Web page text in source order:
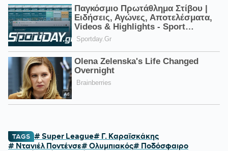
TAGS # Super League# Γ. Καραϊσκάκης
# Ντανιέλ Ποντένσε# Ολυμπιακός# Ποδόσφαιρο